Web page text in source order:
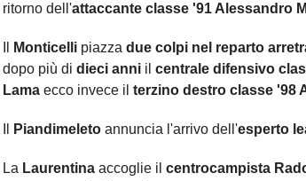
ritorno dell'attaccante classe '91 Alessandro
Monticelli piazza due colpi nel reparto
dopo più di dieci anni il centrale difensivo
Lama ecco invece il terzino destro classe '98
Piandimeleto annuncia l'arrivo dell'esperto
La Laurentina accoglie il centrocampista